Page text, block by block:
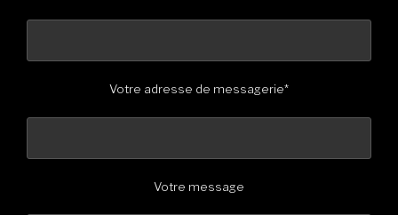
Votre adresse de messagerie*
Votre message